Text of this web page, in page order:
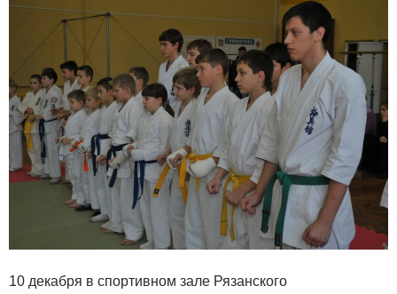
10 декабря в спортивном зале Рязанского